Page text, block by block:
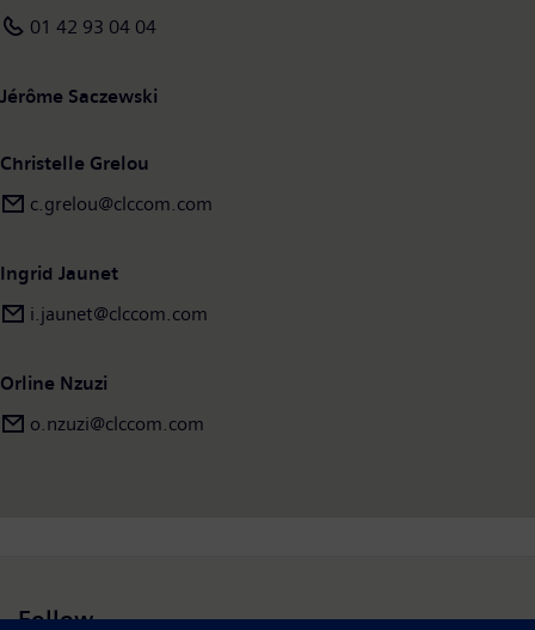
01 42 93 04 04
Jérôme Saczewski
Christelle Grelou
c.grelou@clccom.com
Ingrid Jaunet
i.jaunet@clccom.com
Orline Nzuzi
o.nzuzi@clccom.com
Follow